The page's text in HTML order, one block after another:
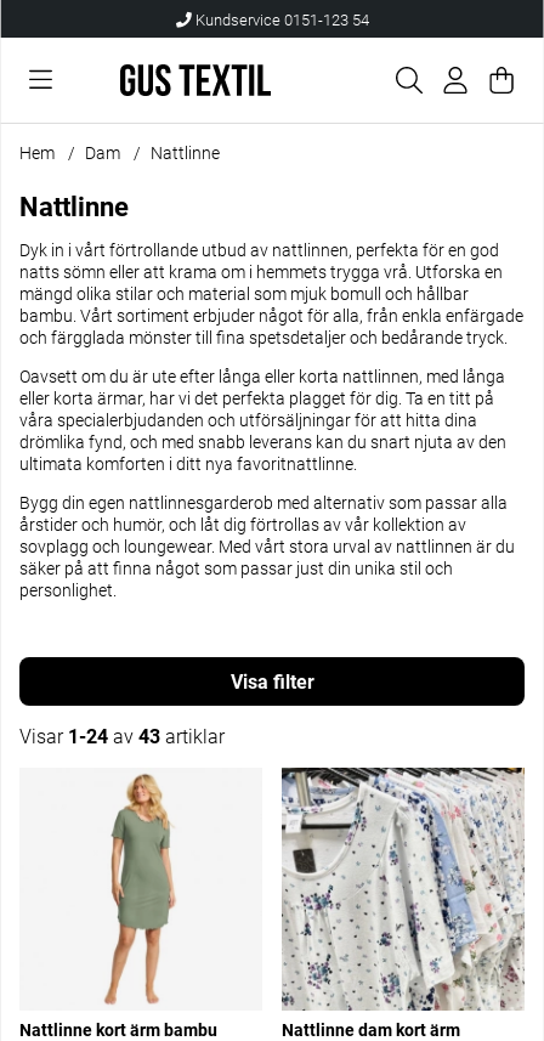
Kundservice 0151-123 54
.
Hem Dam Nattlinne
Nattlinne
Dyk in i vårt förtrollande utbud av nattlinnen, perfekta för en god
natts sömn eller att krama om i hemmets trygga vrå. Utforska en
mängd olika stilar och material som mjuk bomull och hållbar
bambu. Vårt sortiment erbjuder något för alla, från enkla enfärgade
och färgglada mönster till fina spetsdetaljer och bedårande tryck.
Oavsett om du är ute efter långa eller korta nattlinnen, med långa
eller korta ärmar, har vi det perfekta plagget för dig. Ta en titt på
våra specialerbjudanden och utförsäljningar för att hitta dina
drömlika fynd, och med snabb leverans kan du snart njuta av den
ultimata komforten i ditt nya favoritnattlinne.
Bygg din egen nattlinnesgarderob med alternativ som passar alla
årstider och humör, och låt dig förtrollas av vår kollektion av
sovplagg och loungewear. Med vårt stora urval av nattlinnen är du
säker på att finna något som passar just din unika stil och
personlighet.
Filtrera
Visar 1-24 av 43 artiklar
Nattlinne kort ärm bambu Nattlinne dam kort ärm